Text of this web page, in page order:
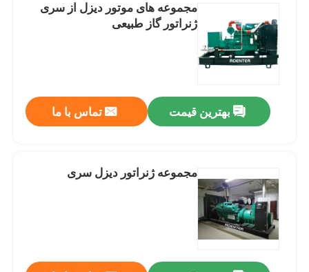
مجموعه های موتور دیزل از سری
ژنراتور گاز طبیعی
بهترین قیمت تماس با ما
مجموعه ژنراتور دیزل سری